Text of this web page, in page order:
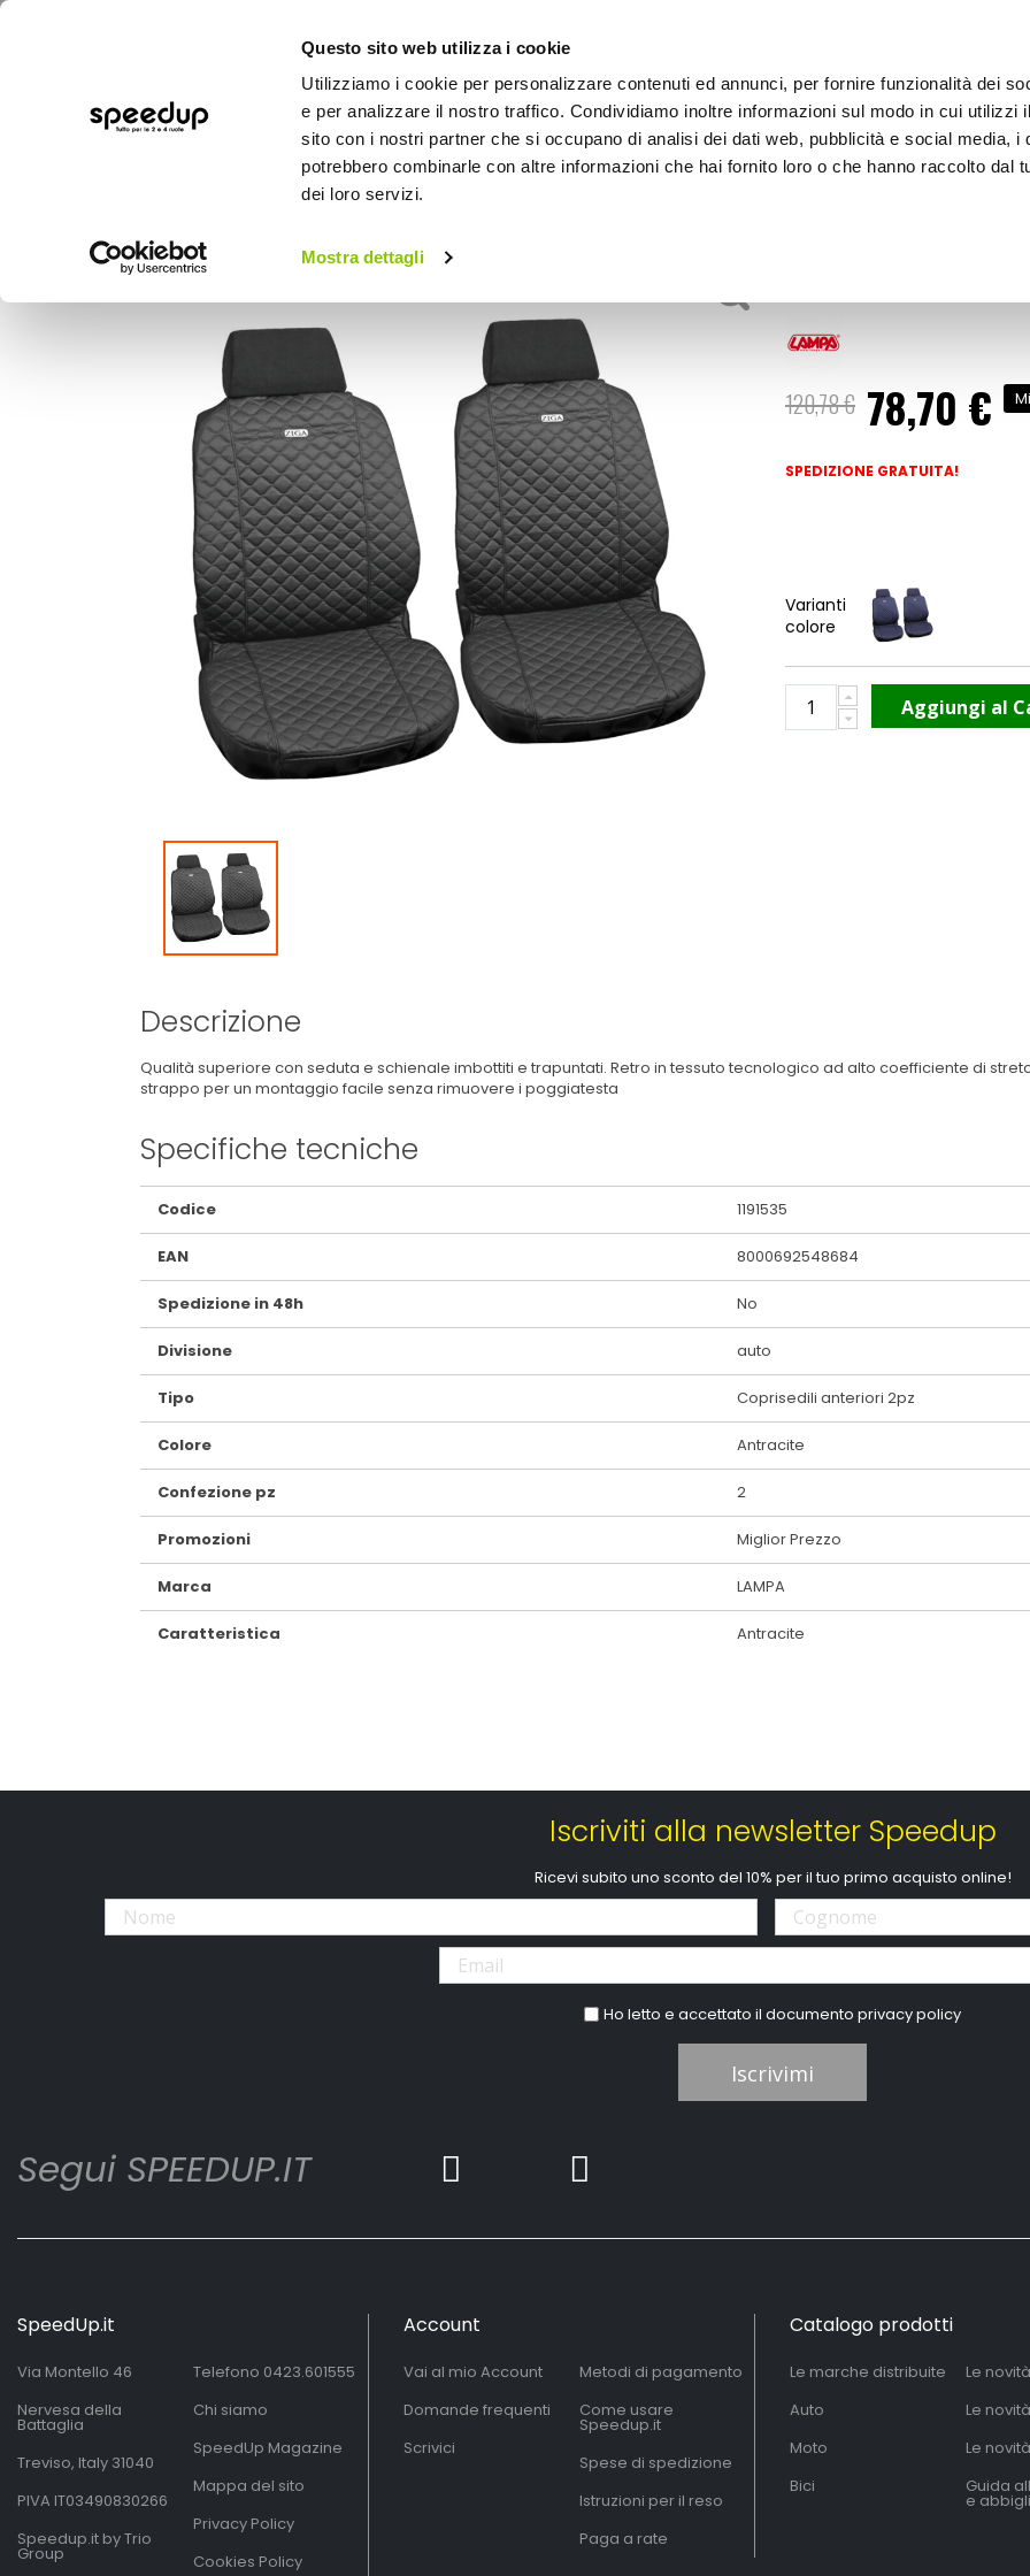
Questo sito web utilizza i cookie
Utilizziamo i cookie per personalizzare contenuti ed annunci, per fornire funzionalità dei
e per analizzare il nostro traffico. Condividiamo inoltre informazioni sul modo in cui utilizzi
sito con i nostri partner che si occupano di analisi dei dati web, pubblicità e social media, i
potrebbero combinarle con altre informazioni che hai fornito loro o che hanno raccolto dal
dei loro servizi.
Mostra dettagli
BICI OUTDOOR
Home
120,78 € Prezzo
speciale
78,70 €
SPEDIZIONE GRATUITA!
Varianti
colore
Aggiungi al
Descrizione
Qualità superiore con seduta e schienale imbottiti e trapuntati. Retro in tessuto tecnologico ad alto coefficiente di
strappo per un montaggio facile senza rimuovere i poggiatesta
Specifiche tecniche
Maggiori
Informazioni
Codice 1191535
EAN 8000692548684
Spedizione in 48h No
Divisione auto
Tipo Coprisedili anteriori 2pz
Colore Antracite
Confezione pz 2
Promozioni Miglior Prezzo
Marca LAMPA
Caratteristica Antracite
Iscriviti alla newsletter Speedup
Ricevi subito uno sconto del 10% per il tuo primo acquisto online!
Ho letto e accettato il documentoprivacy policy
Iscrivimi
Segui SPEEDUP.IT
SpeedUp.it
Via Montello 46
Nervesa della
Battaglia
Treviso, Italy 31040
PIVA IT03490830266
Speedup.it by Trio
Group
Telefono 0423.601555
Chi siamo
SpeedUp Magazine
Mappa del sito
Privacy Policy
Cookies Policy
Account
Vai al mio Account
Domande frequenti
Scrivici
Metodi di pagamento
Come usare
Speedup.it
Spese di spedizione
Istruzioni per il reso
Paga a rate
Catalogo prodotti
Le marche distribuite
Auto
Moto
Bici
Le
Le
Le
Guida
e